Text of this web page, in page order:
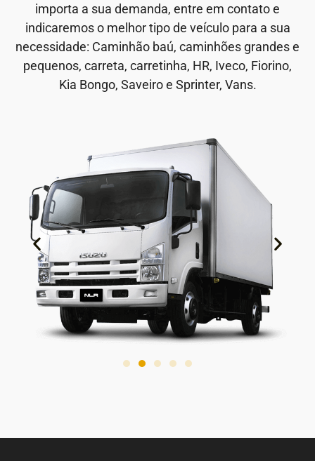
importa a sua demanda, entre em contato e
indicaremos o melhor tipo de veículo para a sua
necessidade: Caminhão baú, caminhões grandes e
pequenos, carreta, carretinha, HR, Iveco, Fiorino,
Kia Bongo, Saveiro e Sprinter, Vans.